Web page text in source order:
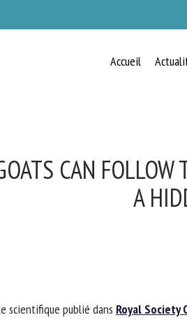
Accueil
CAN FOLLOW
A
scientifique publié dansRoyal Society